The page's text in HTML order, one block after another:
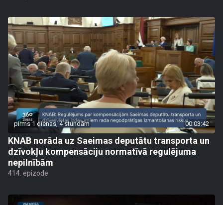
pirms 1 dienas, 4 stundām 00:03:42
KNAB norāda uz Saeimas deputātu transporta un
dzīvokļu kompensāciju normatīvā regulējuma
nepilnībām
414. epizode